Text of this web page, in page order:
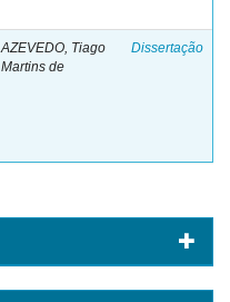
AZEVEDO, Tiago
Martins de
Dissertação